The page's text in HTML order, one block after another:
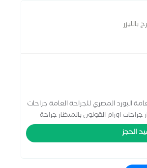
البورد المصري للجراحة العامة جراحات
اورام القولون بالمنظار جراحة
الحجز